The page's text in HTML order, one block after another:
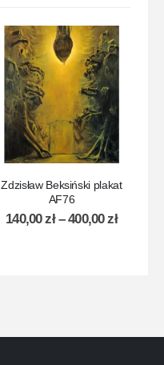
Zdzisław Beksiński plakat
AF76
140,00zł – 400,00zł